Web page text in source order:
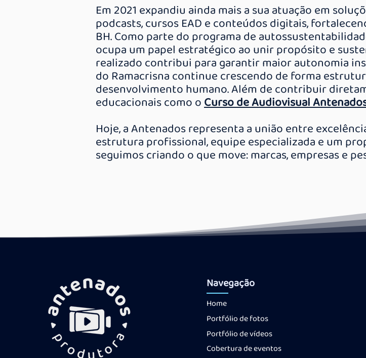
Em 2021 expandiu ainda mais a sua atuação em
podcasts, cursos EAD e conteúdos digitais,
BH. Como parte do programa de
ocupa um papel estratégico ao unir propósito e
realizado contribui para garantir maior autonomia
do Ramacrisna continue crescendo de forma
desenvolvimento humano. Além de contribuir
educacionais como oCurso de Audiovisual
Hoje, a Antenados representa a união entre
estrutura profissional, equipe especializada e um
seguimos criando o que move: marcas, empresas e
Navegação
Home
Portfóliode fotos
Portfóliode vídeos
Cobertura de eventos